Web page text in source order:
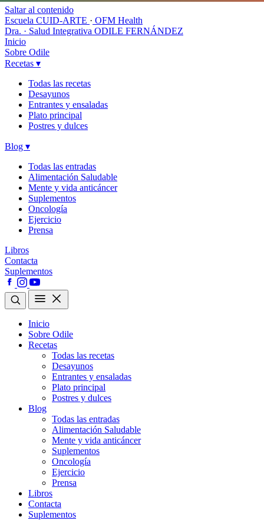
Saltar al contenido
Escuela CUID-ARTE · OFM Health
Dra. · Salud Integrativa ODILE FERNÁNDEZ
Inicio
Sobre Odile
Recetas ▾
Todas las recetas
Desayunos
Entrantes y ensaladas
Plato principal
Postres y dulces
Blog ▾
Todas las entradas
Alimentación Saludable
Mente y vida anticáncer
Suplementos
Oncología
Ejercicio
Prensa
Libros
Contacta
Suplementos
Inicio
Sobre Odile
Recetas
Todas las recetas
Desayunos
Entrantes y ensaladas
Plato principal
Postres y dulces
Blog
Todas las entradas
Alimentación Saludable
Mente y vida anticáncer
Suplementos
Oncología
Ejercicio
Prensa
Libros
Contacta
Suplementos